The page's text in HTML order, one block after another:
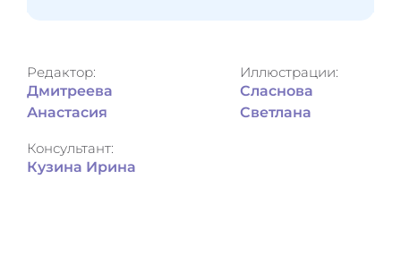
Редактор:
Дмитреева
Анастасия
Иллюстрации:
Сласнова
Светлана
Консультант:
Кузина Ирина